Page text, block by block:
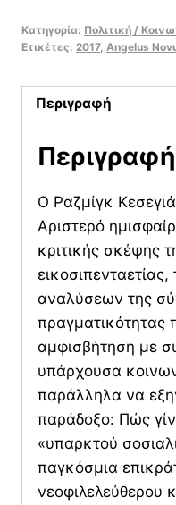
Κατηγορία: Πολιτική /
Ετικέτες: 2017, Angelus
Περιγραφή
Περιγραφή
Ο Ραζμίγκ
Αριστερό
κριτικής σκέψης
αναλύσεων της
πραγματικότητας
αμφισβήτηση με
υπάρχουσα
παράλληλα να
παράδοξο: Πώς
«υπαρκτού
παγκόσμια
νεοφιλελεύθερου